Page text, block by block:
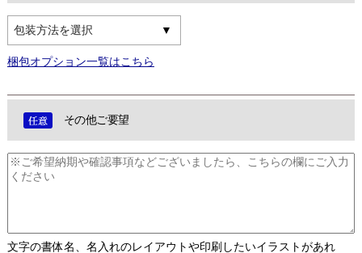
包装方法を選択
梱包オプション一覧はこちら
その他ご要望
文字の書体名、名入れのレイアウトや印刷したいイラストがあれ